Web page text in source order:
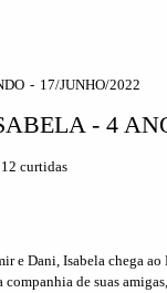
17/JUNHO/2022
- 4
12 curtidas
e Dani, Isabela chega
companhia de suas